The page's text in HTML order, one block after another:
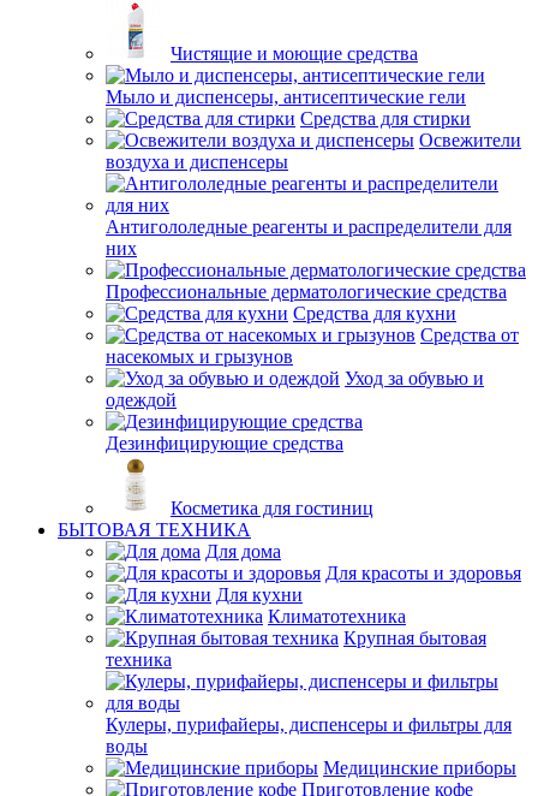
Чистящие и моющие средства
Мыло и диспенсеры, антисептические гели
Средства для стирки
Освежители
воздуха и диспенсеры
Антигололедные реагенты и распределители для
них
Профессиональные дерматологические средства
Средства для кухни
Средства от
насекомых и грызунов
Уход за обувью и
одеждой
Дезинфицирующие средства
Косметика для гостиниц
БЫТОВАЯ ТЕХНИКА
Для дома
Для красоты и здоровья
Для кухни
Климатотехника
Крупная бытовая
техника
Кулеры, пурифайеры, диспенсеры и фильтры для
воды
Медицинские приборы
Приготовление кофе